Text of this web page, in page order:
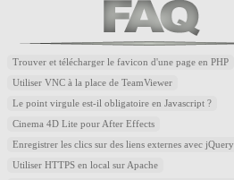
Trouver et télécharger le favicon d'une page en PHP
Utiliser VNC à la place de TeamViewer
Le point virgule est-il obligatoire en Javascript ?
Cinema 4D Lite pour After Effects
Enregistrer les clics sur des liens externes avec jQuery
Utiliser HTTPS en local sur Apache